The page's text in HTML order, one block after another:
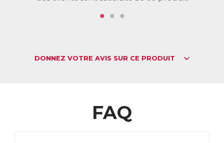
DONNEZ VOTRE AVIS SUR CE PRODUIT
FAQ